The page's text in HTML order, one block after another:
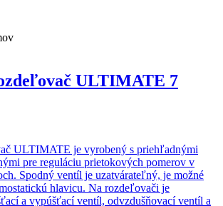
ULTIMATE 7
ULTIMATE je vyrobený s priehľadnými
pre reguláciu prietokových pomerov v
Spodný ventíl je uzatvárateľný, je možné
hlavicu. Na rozdeľovači je
a vypúšťací ventíl, odvzdušňovací ventíl a